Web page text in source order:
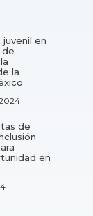
en
de
la
de
en